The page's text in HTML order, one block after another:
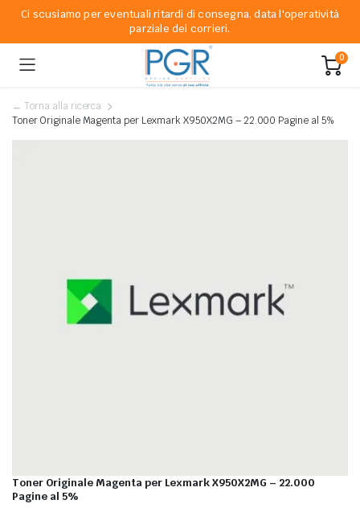
Ci scusiamo per eventuali ritardi di consegna, data l'operatività
parziale dei corrieri.
0
← Torna alla ricerca
Toner Originale Magenta per Lexmark X950X2MG – 22.000 Pagine al 5%
Toner Originale Magenta per Lexmark X950X2MG – 22.000
Pagine al 5%